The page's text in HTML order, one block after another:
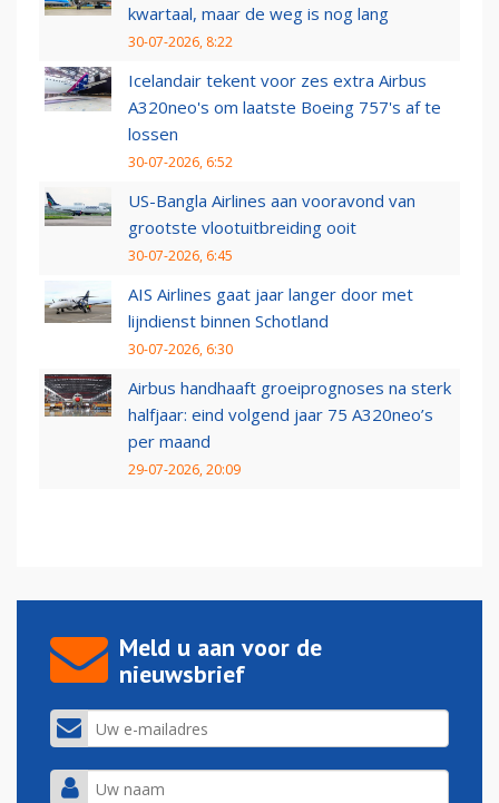
kwartaal, maar de weg is nog lang
30-07-2026, 8:22
Icelandair tekent voor zes extra Airbus
A320neo's om laatste Boeing 757's af te
lossen
30-07-2026, 6:52
US-Bangla Airlines aan vooravond van
grootste vlootuitbreiding ooit
30-07-2026, 6:45
AIS Airlines gaat jaar langer door met
lijndienst binnen Schotland
30-07-2026, 6:30
Airbus handhaaft groeiprognoses na sterk
halfjaar: eind volgend jaar 75 A320neo’s
per maand
29-07-2026, 20:09
Meld u aan voor de
nieuwsbrief